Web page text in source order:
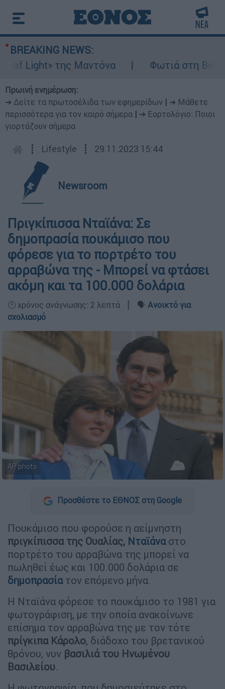
BREAKING NEWS:
Light» της Μαντόνα
Φωτιά στη
Πρωινή ενημέρωση:
➔ Δείτε τα πρωτοσέλιδα των εφημερίδων
➔ Μάθετε
περισσότερα για τον καιρό σήμερα
➔ Εορτολόγιο: Ποιοι
γιορτάζουν σήμερα
┋ Lifestyle ┋ 29.11.2023 15:44
Newsroom
Πριγκίπισσα Νταϊάνα: Σε
δημοπρασία πουκάμισο που
φόρεσε για το πορτρέτο του
αρραβώνα της - Μπορεί να φτάσει
ακόμη και τα 100.000 δολάρια
🕛 χρόνος ανάγνωσης: 2 λεπτά ┋ 🗣️ Ανοικτό για
σχολιασμό
AP photo
Προσθέστε το ΕΘΝΟΣ στη Google
Πουκάμισο που φορούσε η αείμνηστη
πριγκίπισσα της Ουαλίας, Νταϊάναστο
πορτρέτο του αρραβώνα της μπορεί να
πωληθεί έως και 100.000 δολάρια σε
δημοπρασία τον επόμενο μήνα.
Η Νταϊάνα φόρεσε το πουκάμισο το 1981 για
φωτογράφιση, με την οποία ανακοίνωνε
επίσημα τον αρραβώνα της με τον τότε
πρίγκιπα Κάρολο, διάδοχο του βρετανικού
θρόνου, νυν βασιλιά του Ηνωμένου
Βασιλείου.